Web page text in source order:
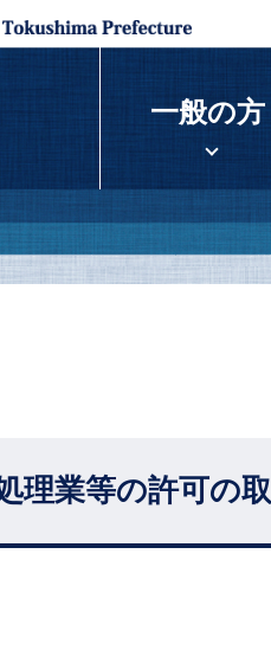
一般の方
理業等の許可の